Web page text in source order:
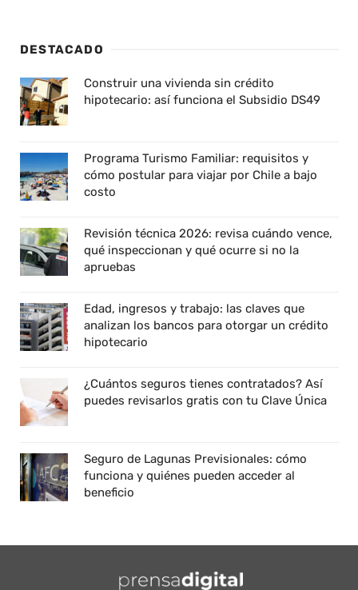
DESTACADO
Construir una vivienda sin crédito
hipotecario: así funciona el Subsidio DS49
Programa Turismo Familiar: requisitos y
cómo postular para viajar por Chile a bajo
costo
Revisión técnica 2026: revisa cuándo vence,
qué inspeccionan y qué ocurre si no la
apruebas
Edad, ingresos y trabajo: las claves que
analizan los bancos para otorgar un crédito
hipotecario
¿Cuántos seguros tienes contratados? Así
puedes revisarlos gratis con tu Clave Única
Seguro de Lagunas Previsionales: cómo
funciona y quiénes pueden acceder al
beneficio